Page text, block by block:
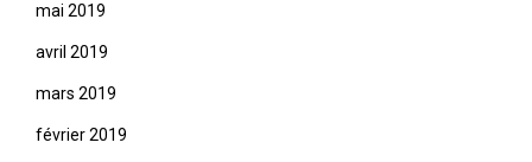
mai 2019
avril 2019
mars 2019
février 2019